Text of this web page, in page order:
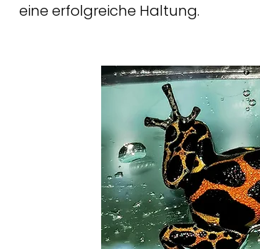
eine erfolgreiche Haltung.